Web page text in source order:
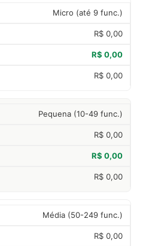
Micro (até 9 func.)
R$ 0,00
R$ 0,00
R$ 0,00
Pequena (10-49 func.)
R$ 0,00
R$ 0,00
R$ 0,00
Média (50-249 func.)
R$ 0,00